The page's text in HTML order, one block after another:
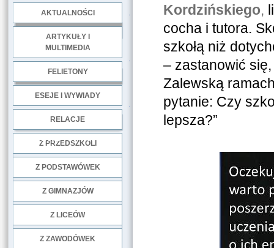
AKTUALNOŚCI
ARTYKUŁY I
MULTIMEDIA
FELIETONY
ESEJE I WYWIADY
RELACJE
Z PRZEDSZKOLI
Z PODSTAWÓWEK
Z GIMNAZJÓW
Z LICEÓW
Z ZAWODÓWEK
Kordzińskiego,
cocha i tutora.
szkołą niż
– zastanowić
Zalewską
pytanie: Czy
lepsza?”